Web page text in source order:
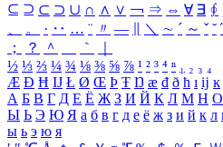
⊆ ⊇ ⊂ ⊃ ∪ ∩ ∧ ∨ ￢ ⇒ ⇔ ∀ ∃ ∮
、
。 · ‥ … ¨ 〃 ― ＼ ∼ ´ ～ ˇ ˘
；
？ ＾ ｀
½ ⅓ ⅔ ¼ ¾ ⅛ ⅜ ⅝ ⅞ ¹ ² ³ ⁴ ⁿ ₁ ₂ ₃ ₄
Æ Ð Ħ Ĳ Ł Ø Œ Þ Ŧ Ŋ æ đ ð ħ ı ĳ ĸ
А Б В Г Д Е Ё Ж З И Й К Л М Н О
Ы Ь Э Ю Я а б в г д е ё ж з и й к л
ы ь э ю я